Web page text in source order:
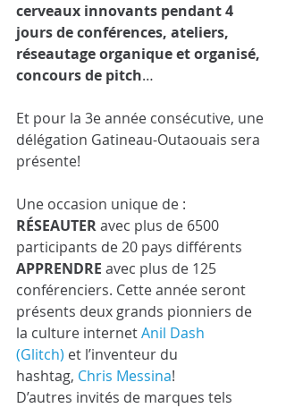
cerveaux innovants pendant 4
jours de conférences, ateliers,
réseautage organique et organisé,
concours de pitch…
Et pour la 3e année consécutive, une
délégation Gatineau-Outaouais sera
présente!
Une occasion unique de :
RÉSEAUTER avec plus de 6500
participants de 20 pays différents
APPRENDRE avec plus de 125
conférenciers. Cette année seront
présents deux grands pionniers de
la culture internet Anil Dash
(Glitch) et l’inventeur du
hashtag, Chris Messina!
D’autres invités de marques tels